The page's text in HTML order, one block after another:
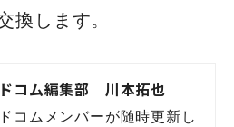
換します。
コム編集部 川本拓也
コムメンバーが随時更新し